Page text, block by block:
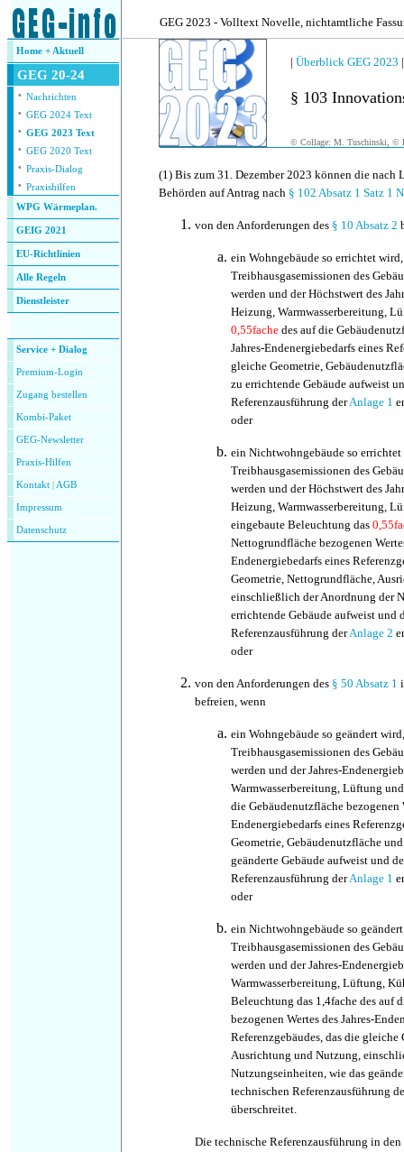
GEG 2023 - Volltext Novelle, nichtamtliche
Home + Aktuell
GEG 20-24
· Nachrichten
· GEG 2024 Text
· GEG 2023 Text
· GEG 2020 Text
· Praxis-Dialog
· Praxishilfen
WPG Wärmeplan.
GEIG 2021
EU-Richtlinien
Alle Regeln
Dienstleister
Service + Dialog
Premium-Login
Zugang bestellen
Kombi-Paket
GEG-Newsletter
Praxis-Hilfen
Kontakt AGB
Impressum
Datenschutz
| Überblick GEG 2023
§ 103
© Collage: M. Tuschinski, ©
(1) Bis zum 31. Dezember 2023 können die nach
Behörden auf Antrag nach § 102 Absatz 1 Satz 1
von den Anforderungen des § 10 Absatz 2
ein Wohngebäude so errichtet
Treibhausgasemissionen des
werden und der Höchstwert des
Heizung, Warmwasserbereitung,
0,55fache des auf die
Jahres-Endenergiebedarfs eines
gleiche Geometrie,
zu errichtende Gebäude aufweist
Referenzausführung derAnlage 1
oder
ein Nichtwohngebäude so errichtet
Treibhausgasemissionen des
werden und der Höchstwert des
Heizung, Warmwasserbereitung,
eingebaute Beleuchtung das
Nettogrundfläche bezogenen
Endenergiebedarfs eines
Geometrie, Nettogrundfläche,
einschließlich der Anordnung der
errichtende Gebäude aufweist und
Referenzausführung derAnlage 2
oder
von den Anforderungen des § 50 Absatz 1
befreien, wenn
ein Wohngebäude so geändert
Treibhausgasemissionen des
werden und der Jahres-
Warmwasserbereitung, Lüftung
die Gebäudenutzfläche bezogenen
Endenergiebedarfs eines
Geometrie, Gebäudenutzfläche
geänderte Gebäude aufweist und
Referenzausführung derAnlage 1
oder
ein Nichtwohngebäude so
Treibhausgasemissionen des
werden und der Jahres-
Warmwasserbereitung, Lüftung,
Beleuchtung das 1,4fache des auf
bezogenen Wertes des Jahres-
Referenzgebäudes, das die
Ausrichtung und Nutzung,
Nutzungseinheiten, wie das
technischen Referenzausführung
überschreitet.
Die technische Referenzausführung in den